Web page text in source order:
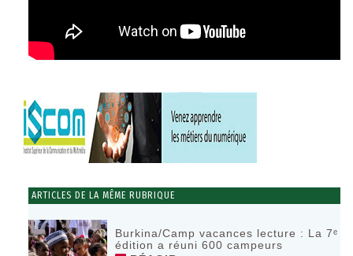
ARTICLES DE LA MÊME RUBRIQUE
Burkina/Camp vacances lecture : La 7ᵉ
édition a réuni 600 campeurs